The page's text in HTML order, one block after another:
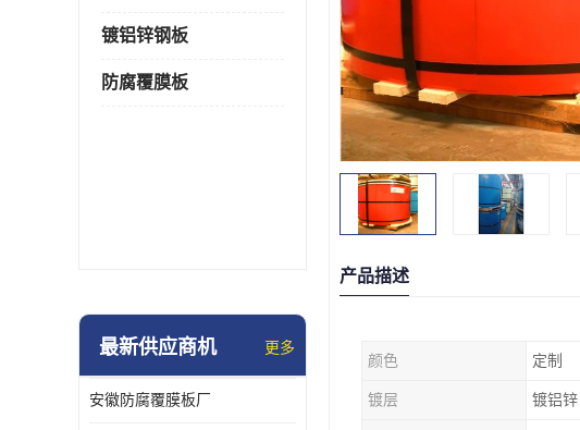
镀铝锌钢板
防腐覆膜板
最新供应商机 更多
安徽防腐覆膜板厂
产品描述
颜色 定制
镀层 镀铝锌